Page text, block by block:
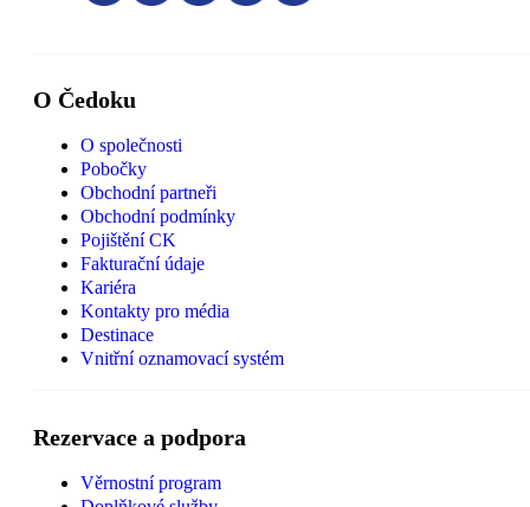
O Čedoku
O společnosti
Pobočky
Obchodní partneři
Obchodní podmínky
Pojištění CK
Fakturační údaje
Kariéra
Kontakty pro média
Destinace
Vnitřní oznamovací systém
Rezervace a podpora
Věrnostní program